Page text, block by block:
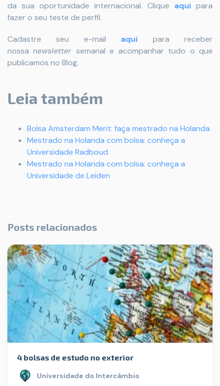
da sua oportunidade internacional. Clique aqui para
fazer o seu teste de perfil.
Cadastre seu e-mail aqui para receber
nossanewsletter semanal e acompanhar tudo o que
publicamos no Blog.
Leia também
Bolsa Amsterdam Merit: faça mestrado na Holanda
Mestrado na Holanda com bolsa: conheça a
Universidade Radboud
Mestrado na Holanda com bolsa: conheça a
Universidade de Leiden
Posts relacionados
4 bolsas de estudo no exterior
Universidade do Intercâmbio